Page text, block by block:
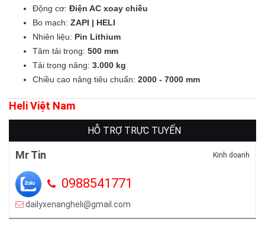
Động cơ: Điện AC xoay chiều
Bo mạch: ZAPI | HELI
Nhiên liệu: Pin Lithium
Tâm tải trọng: 500 mm
Tải trọng nâng: 3.000 kg
Chiều cao nâng tiêu chuẩn: 2000 - 7000 mm
Heli Việt Nam
HỖ TRỢ TRỰC TUYẾN
Mr Tin Kinh doanh
0988541771
dailyxenangheli@gmail.com